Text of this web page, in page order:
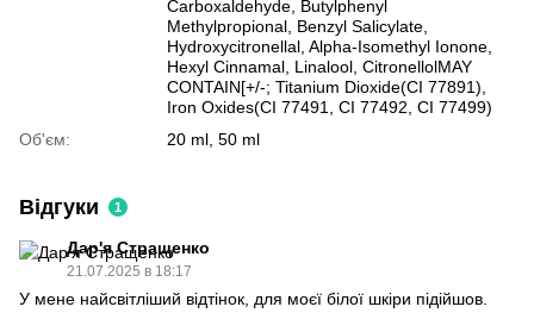
Carboxaldehyde, Butylphenyl
Methylpropional, Benzyl Salicylate,
Hydroxycitronellal, Alpha-Isomethyl Ionone,
Hexyl Cinnamal, Linalool, CitronellolMAY
CONTAIN[+/-; Titanium Dioxide(CI 77891),
Iron Oxides(CI 77491, CI 77492, CI 77499)
Об'єм:
20 ml, 50 ml
Відгуки 1
Дар'я Стращенко
21.07.2025 в 18:17
У мене найсвітліший відтінок, для моєї білої шкіри підійшов.